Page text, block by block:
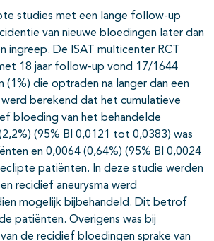
studies met een lange follow-up
van nieuwe bloedingen later dan
ingreep. De ISAT multicenter RCT
18 jaar follow-up vond 17/1644
(1%) die optraden na langer dan een
werd berekend dat het cumulatieve
bloeding van het behandelde
(95% BI 0,0121 tot 0,0383) was
en 0,0064 (0,64%) (95% BI 0,0024
patiënten. In deze studie werden
recidief aneurysma werd
mogelijk bijbehandeld. Dit betrof
patiënten. Overigens was bij
de recidief bloedingen sprake van